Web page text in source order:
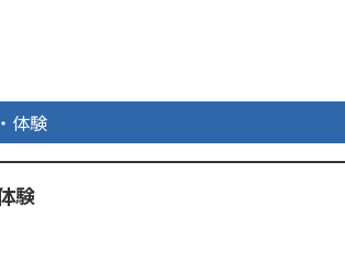
福井市観
体験
験